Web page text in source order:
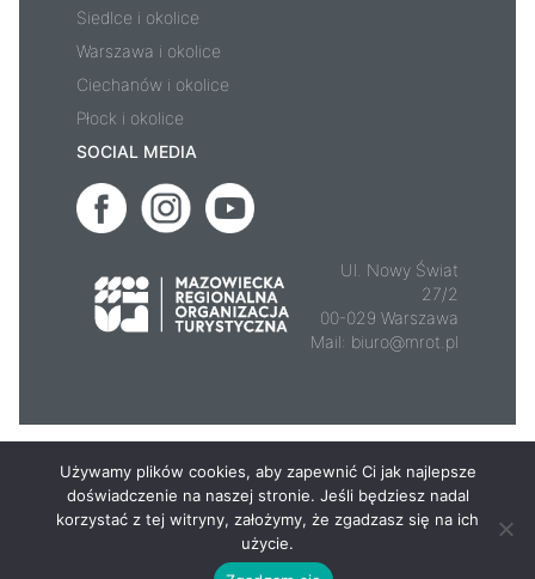
Siedlce i okolice
Warszawa i okolice
Ciechanów i okolice
Płock i okolice
SOCIAL MEDIA
Ul. Nowy Świat
27/2
00-029 Warszawa
Mail: biuro@mrot.pl
Używamy plików cookies, aby zapewnić Ci jak najlepsze
doświadczenie na naszej stronie. Jeśli będziesz nadal
korzystać z tej witryny, założymy, że zgadzasz się na ich
użycie.